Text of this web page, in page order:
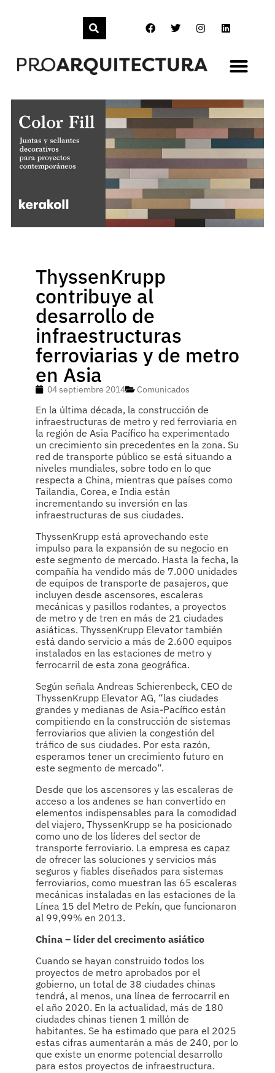
ThyssenKrupp
contribuye al
desarrollo de
infraestructuras
ferroviarias y de metro
en Asia
04 septiembre 2014 Comunicados
En la última década, la construcción de
infraestructuras de metro y red ferroviaria en
la región de Asia Pacífico ha experimentado
un crecimiento sin precedentes en la zona. Su
red de transporte público se está situando a
niveles mundiales, sobre todo en lo que
respecta a China, mientras que países como
Tailandia, Corea, e India están
incrementando su inversión en las
infraestructuras de sus ciudades.
ThyssenKrupp está aprovechando este
impulso para la expansión de su negocio en
este segmento de mercado. Hasta la fecha, la
compañía ha vendido más de 7.000 unidades
de equipos de transporte de pasajeros, que
incluyen desde ascensores, escaleras
mecánicas y pasillos rodantes, a proyectos
de metro y de tren en más de 21 ciudades
asiáticas. ThyssenKrupp Elevator también
está dando servicio a más de 2.600 equipos
instalados en las estaciones de metro y
ferrocarril de esta zona geográfica.
Según señala Andreas Schierenbeck, CEO de
ThyssenKrupp Elevator AG, “las ciudades
grandes y medianas de Asia-Pacífico están
compitiendo en la construcción de sistemas
ferroviarios que alivien la congestión del
tráfico de sus ciudades. Por esta razón,
esperamos tener un crecimiento futuro en
este segmento de mercado“.
Desde que los ascensores y las escaleras de
acceso a los andenes se han convertido en
elementos indispensables para la comodidad
del viajero, ThyssenKrupp se ha posicionado
como uno de los líderes del sector de
transporte ferroviario. La empresa es capaz
de ofrecer las soluciones y servicios más
seguros y fiables diseñados para sistemas
ferroviarios, como muestran las 65 escaleras
mecánicas instaladas en las estaciones de la
Línea 15 del Metro de Pekín, que funcionaron
al 99,99% en 2013.
China – líder del crecimento asiático
Cuando se hayan construido todos los
proyectos de metro aprobados por el
gobierno, un total de 38 ciudades chinas
tendrá, al menos, una línea de ferrocarril en
el año 2020. En la actualidad, más de 180
ciudades chinas tienen 1 millón de
habitantes. Se ha estimado que para el 2025
estas cifras aumentarán a más de 240, por lo
que existe un enorme potencial desarrollo
para estos proyectos de infraestructura.